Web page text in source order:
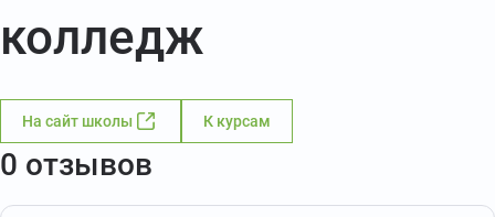
колледж
На сайт школы К курсам
0 отзывов